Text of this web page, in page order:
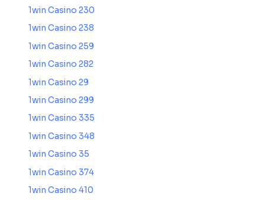
1win Casino 230
1win Casino 238
1win Casino 259
1win Casino 282
1win Casino 29
1win Casino 299
1win Casino 335
1win Casino 348
1win Casino 35
1win Casino 374
1win Casino 410